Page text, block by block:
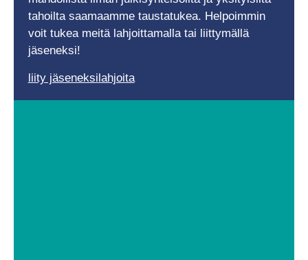
tahoilta saamaamme taustatukea. Helpoimmin
voit tukea meitä lahjoittamalla tai liittymällä
jäseneksi!
liity jäseneksilahjoita